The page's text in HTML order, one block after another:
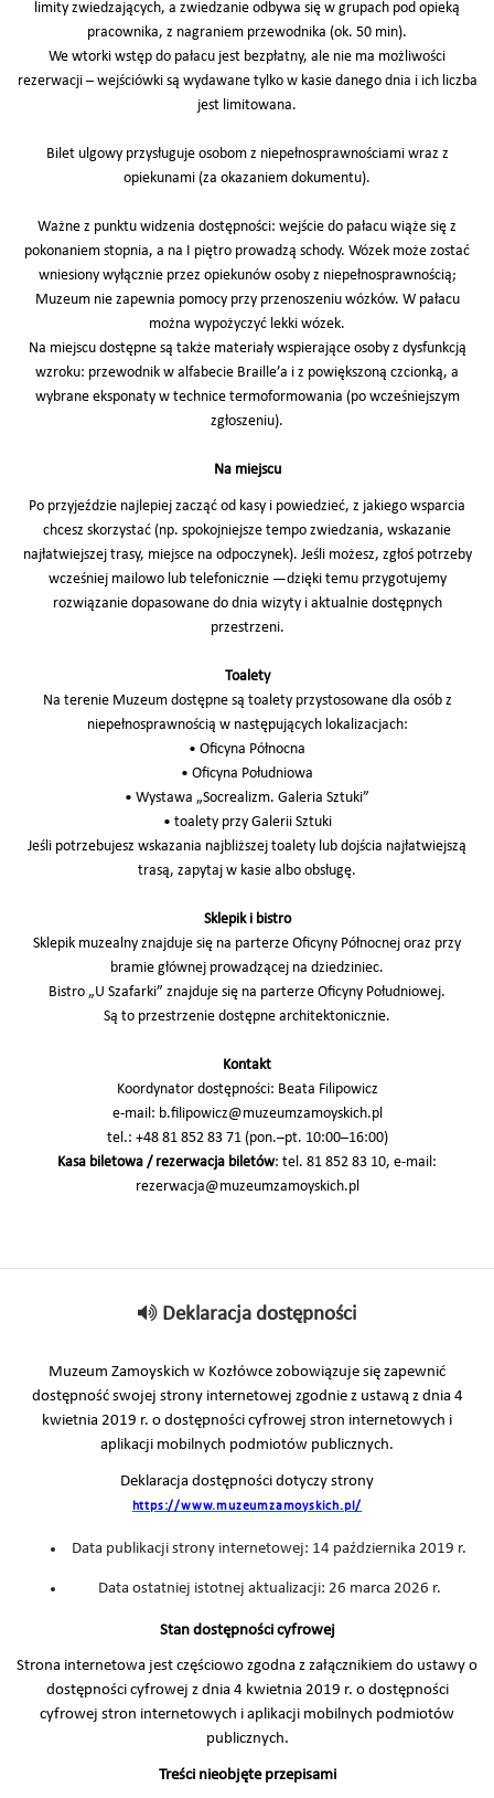
limity zwiedzających, a zwiedzanie odbywa się w grupach pod opieką
pracownika, z nagraniem przewodnika (ok. 50 min).
We wtorki wstęp do pałacu jest bezpłatny, ale nie ma możliwości
rezerwacji – wejściówki są wydawane tylko w kasie danego dnia i ich liczba
jest limitowana.
Bilet ulgowy przysługuje osobom z niepełnosprawnościami wraz z
opiekunami (za okazaniem dokumentu).
Ważne z punktu widzenia dostępności: wejście do pałacu wiąże się z
pokonaniem stopnia, a na I piętro prowadzą schody. Wózek może zostać
wniesiony wyłącznie przez opiekunów osoby z niepełnosprawnością;
Muzeum nie zapewnia pomocy przy przenoszeniu wózków. W pałacu
można wypożyczyć lekki wózek.
Na miejscu dostępne są także materiały wspierające osoby z dysfunkcją
wzroku: przewodnik w alfabecie Braille’a i z powiększoną czcionką, a
wybrane eksponaty w technice termoformowania (po wcześniejszym
zgłoszeniu).
Na miejscu
Po przyjeździe najlepiej zacząć od kasy i powiedzieć, z jakiego wsparcia
chcesz skorzystać (np. spokojniejsze tempo zwiedzania, wskazanie
najłatwiejszej trasy, miejsce na odpoczynek). Jeśli możesz, zgłoś potrzeby
wcześniej mailowo lub telefonicznie —dzięki temu przygotujemy
rozwiązanie dopasowane do dnia wizyty i aktualnie dostępnych
przestrzeni.
Toalety
Na terenie Muzeum dostępne są toalety przystosowane dla osób z
niepełnosprawnością w następujących lokalizacjach:
• Oficyna Północna
• Oficyna Południowa
• Wystawa „Socrealizm. Galeria Sztuki”
• toalety przy Galerii Sztuki
Jeśli potrzebujesz wskazania najbliższej toalety lub dojścia najłatwiejszą
trasą, zapytaj w kasie albo obsługę.
Sklepik i bistro
Sklepik muzealny znajduje się na parterze Oficyny Północnej oraz przy
bramie głównej prowadzącej na dziedziniec.
Bistro „U Szafarki” znajduje się na parterze Oficyny Południowej.
Są to przestrzenie dostępne architektonicznie.
Kontakt
Koordynator dostępności: Beata Filipowicz
e-mail: b.filipowicz@muzeumzamoyskich.pl
tel.: +48 81 852 83 71 (pon.–pt. 10:00–16:00)
Kasa biletowa / rezerwacja biletów: tel. 81 852 83 10, e-mail:
rezerwacja@muzeumzamoyskich.pl
Deklaracja dostępności
Muzeum Zamoyskich w Kozłówce zobowiązuje się zapewnić
dostępność swojej strony internetowej zgodnie z ustawą z dnia 4
kwietnia 2019 r. o dostępności cyfrowej stron internetowych i
aplikacji mobilnych podmiotów publicznych.
Deklaracja dostępności dotyczy strony
https://www.muzeumzamoyskich.pl/
Data publikacji strony internetowej: 14 października 2019 r.
Data ostatniej istotnej aktualizacji: 26 marca 2026 r.
Stan dostępności cyfrowej
Strona internetowa jest częściowo zgodna z załącznikiem do ustawy o
dostępności cyfrowej z dnia 4 kwietnia 2019 r. o dostępności
cyfrowej stron internetowych i aplikacji mobilnych podmiotów
publicznych.
Treści nieobjęte przepisami